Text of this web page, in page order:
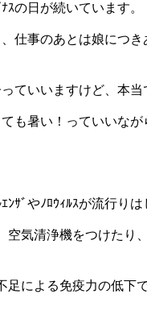
ｽの日が続いています。
仕事のあとは娘につ
ていいますけど、本当
も暑い！っていいなが
ﾝｻﾞやﾉﾛｳｨﾙｽが流行りは
空気清浄機をつけたり
足による免疫力の低下